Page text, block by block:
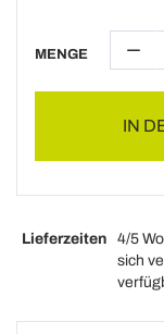
MENGE
IN
Lieferzeiten
4/5
sich